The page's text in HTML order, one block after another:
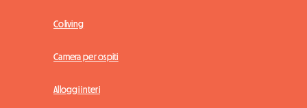
Coliving
Camera per ospiti
Alloggi interi